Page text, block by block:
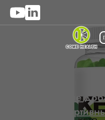
Жевательные